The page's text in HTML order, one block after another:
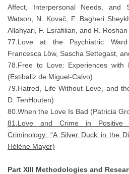
Affect, Interpersonal Needs, and
Watson, N. Kovač, F. Bagheri
Allahyari, F. Esrafilian, and R. Roshan
77.Love at the Psychiatric
Francesca Löw, Sascha Settegast,
78.Free to Love: Experiences
(Estibaliz de Miguel-Calvo)
79.Hatred, Life Without Love, and
D. TenHouten)
80.When the Love Is Bad (Patricia
81.Love and Crime in Positive
Criminology: “A Silver Duck in the
Hélène Mayer)
Part XIII Methodologies and